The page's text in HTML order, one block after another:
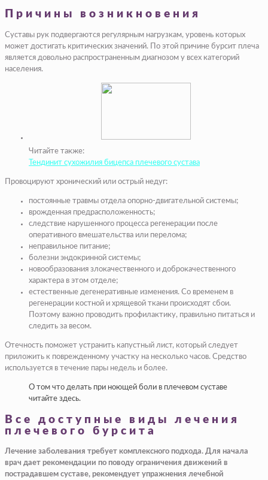
Причины возникновения
Суставы рук подвергаются регулярным нагрузкам, уровень которых
может достигать критических значений. По этой причине бурсит плеча
является довольно распространенным диагнозом у всех категорий
населения.
Читайте также:
Тендинит сухожилия бицепса плечевого сустава
Провоцируют хронический или острый недуг:
постоянные травмы отдела опорно-двигательной системы;
врожденная предрасположенность;
следствие нарушенного процесса регенерации после
оперативного вмешательства или перелома;
неправильное питание;
болезни эндокринной системы;
новообразования злокачественного и доброкачественного
характера в этом отделе;
естественные дегенеративные изменения. Со временем в
регенерации костной и хрящевой ткани происходят сбои.
Поэтому важно проводить профилактику, правильно питаться и
следить за весом.
​Отечность поможет устранить капустный лист, который следует
приложить к поврежденному участку на несколько часов. Средство
используется в течение пары недель и более.​
​О том что делать при ноющей боли в плечевом суставе
читайте здесь.​
Все доступные виды лечения
плечевого бурсита
​Лечение заболевания требует комплексного подхода. Для начала
врач дает рекомендации по поводу ограничения движений в
пострадавшем суставе, рекомендует упражнения лечебной